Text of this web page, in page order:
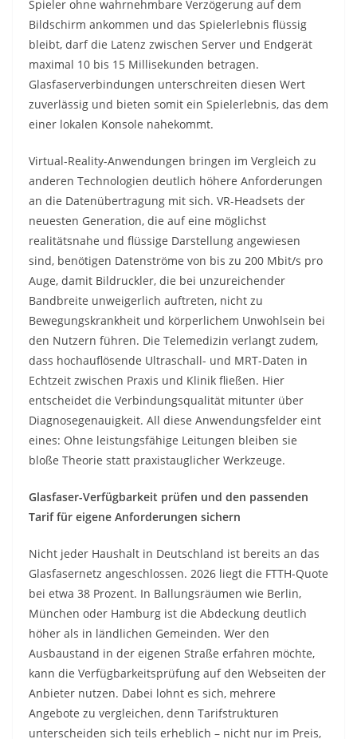
Spieler ohne wahrnehmbare Verzögerung auf dem
Bildschirm ankommen und das Spielerlebnis flüssig
bleibt, darf die Latenz zwischen Server und Endgerät
maximal 10 bis 15 Millisekunden betragen.
Glasfaserverbindungen unterschreiten diesen Wert
zuverlässig und bieten somit ein Spielerlebnis, das dem
einer lokalen Konsole nahekommt.
Virtual-Reality-Anwendungen bringen im Vergleich zu
anderen Technologien deutlich höhere Anforderungen
an die Datenübertragung mit sich. VR-Headsets der
neuesten Generation, die auf eine möglichst
realitätsnahe und flüssige Darstellung angewiesen
sind, benötigen Datenströme von bis zu 200 Mbit/s pro
Auge, damit Bildruckler, die bei unzureichender
Bandbreite unweigerlich auftreten, nicht zu
Bewegungskrankheit und körperlichem Unwohlsein bei
den Nutzern führen. Die Telemedizin verlangt zudem,
dass hochauflösende Ultraschall- und MRT-Daten in
Echtzeit zwischen Praxis und Klinik fließen. Hier
entscheidet die Verbindungsqualität mitunter über
Diagnosegenauigkeit. All diese Anwendungsfelder eint
eines: Ohne leistungsfähige Leitungen bleiben sie
bloße Theorie statt praxistauglicher Werkzeuge.
Glasfaser-Verfügbarkeit prüfen und den passenden
Tarif für eigene Anforderungen sichern
Nicht jeder Haushalt in Deutschland ist bereits an das
Glasfasernetz angeschlossen. 2026 liegt die FTTH-Quote
bei etwa 38 Prozent. In Ballungsräumen wie Berlin,
München oder Hamburg ist die Abdeckung deutlich
höher als in ländlichen Gemeinden. Wer den
Ausbaustand in der eigenen Straße erfahren möchte,
kann die Verfügbarkeitsprüfung auf den Webseiten der
Anbieter nutzen. Dabei lohnt es sich, mehrere
Angebote zu vergleichen, denn Tarifstrukturen
unterscheiden sich teils erheblich – nicht nur im Preis,